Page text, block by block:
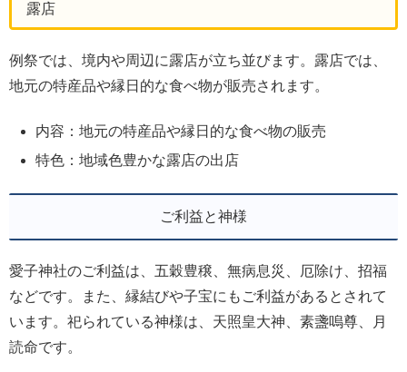
露店
例祭では、境内や周辺に露店が立ち並びます。露店では、
地元の特産品や縁日的な食べ物が販売されます。
内容：地元の特産品や縁日的な食べ物の販売
特色：地域色豊かな露店の出店
ご利益と神様
愛子神社のご利益は、五穀豊穣、無病息災、厄除け、招福
などです。また、縁結びや子宝にもご利益があるとされて
います。祀られている神様は、天照皇大神、素盞嗚尊、月
読命です。